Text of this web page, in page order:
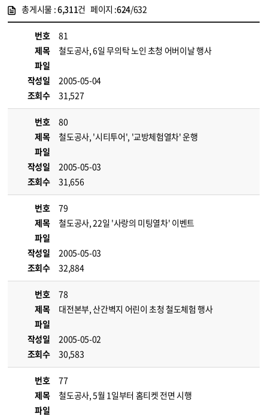
총게시물 :6,311건 페이지 :624/632
번호
81
제목
철도공사, 6일 무의탁 노인 초청 어버이날 행사
파일
작성일
2005-05-04
조회수
31,527
번호
80
제목
철도공사, '시티투어', '교방체험열차' 운행
파일
작성일
2005-05-03
조회수
31,656
번호
79
제목
철도공사, 22일 '사랑의 미팅열차' 이벤트
파일
작성일
2005-05-03
조회수
32,884
번호
78
제목
대전본부, 산간벽지 어린이 초청 철도체험 행사
파일
작성일
2005-05-02
조회수
30,583
번호
77
제목
철도공사, 5월 1일부터 홈티켓 전면 시행
파일